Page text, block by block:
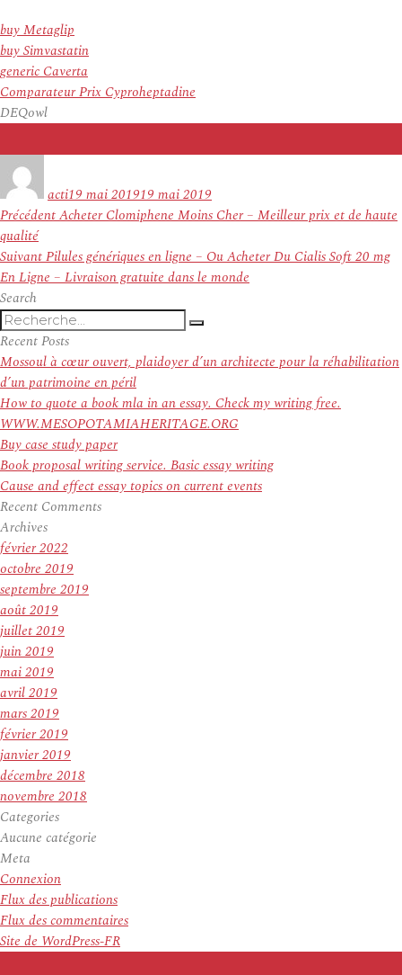
buy Metaglip
buy Simvastatin
generic Caverta
Comparateur Prix Cyproheptadine
DEQowl
actile
19 mai 201919 mai 2019
Navigation
de
l’article
PrécédentArticle
Acheter Clomiphene Moins Cher – Meilleur prix et de haute
qualité
SuivantArticle
suivant :
Pilules génériques en ligne – Ou Acheter Du Cialis Soft 20 mg
En Ligne – Livraison gratuite dans le monde
Search
Recherche
pour
:
Recherche
Recent Posts
Mossoul à cœur ouvert, plaidoyer d’un architecte pour la réhabilitation
d’un patrimoine en péril
How to quote a book mla in an essay. Check my writing free.
WWW.MESOPOTAMIAHERITAGE.ORG
Buy case study paper
Book proposal writing service. Basic essay writing
Cause and effect essay topics on current events
Recent Comments
Archives
février 2022
octobre 2019
septembre 2019
août 2019
juillet 2019
juin 2019
mai 2019
avril 2019
mars 2019
février 2019
janvier 2019
décembre 2018
novembre 2018
Categories
Aucune catégorie
Meta
Connexion
Flux des publications
Flux des commentaires
Site de WordPress-FR